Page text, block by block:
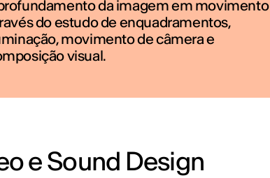
da imagem em movimento
do estudo de enquadramentos,
movimento de câmera e
visual.
e Sound Design